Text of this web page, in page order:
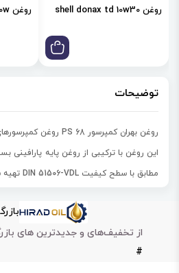
روغن shell donax td 10w30 روغن shell donax tc 10w
توضیحات
روغن بهران کمپرسور PS 68 روغن کمپرسورهای هوا باکیفیت عالی است.
این روغن با ترکیبی از روغن پایه پارافینی
مطابق با سطح کیفیت DIN 51506-VDL تهیه شده است.
این روغن با عملکرد اکسید کننده برجسته،
در برابر زنگ زدگی و خوردگی، جداسازی سریع
از تخفیف‌های و جدیدترین های
#